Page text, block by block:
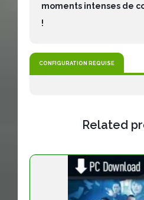
moments intenses de
!
CONFIGURATION REQUISE
Related